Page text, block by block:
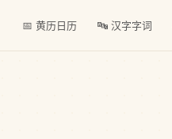
📅 黄历日历 🔤 汉字字词